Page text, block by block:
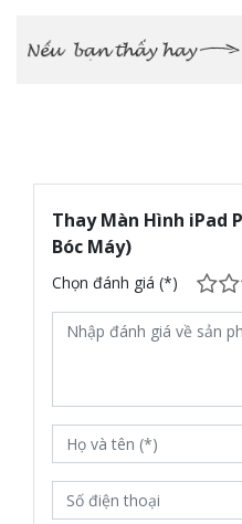
Thay Màn Hình iPad
Bóc Máy)
Chọn đánh giá (*)